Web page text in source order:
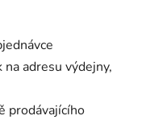
adresu výdejny,
prodávajícího